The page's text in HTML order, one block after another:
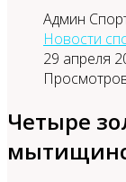
Админ
Новости
29 апреля
Четыре